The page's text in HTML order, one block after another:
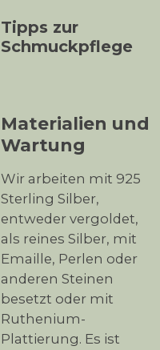
Tipps zur
Schmuckpflege
Materialien und
Wartung
Wir arbeiten mit 925
Sterling Silber,
entweder vergoldet,
als reines Silber, mit
Emaille, Perlen oder
anderen Steinen
besetzt oder mit
Ruthenium-
Plattierung. Es ist